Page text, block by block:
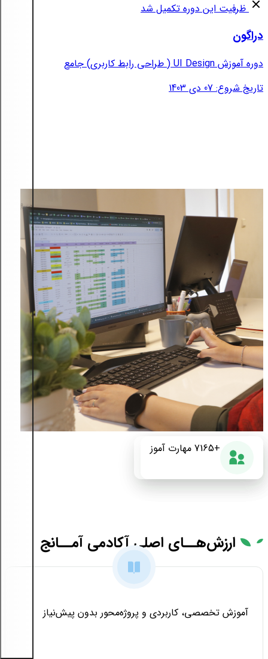
ظرفیت این دوره تکمیل شد
دراگون
دوره آموزش UI Design ( طراحی رابط کاربری) جامع
تاریخ شروع: 07 دی 1403
+175 دوره آموزشی 87% رضایت از دوره +7165 مهارت آموز
ارزش‌هــای اصلی آکادمی آمــانج
آموزش تخصصی، کاربردی و پروژه‌محور بدون پیش‌نیاز